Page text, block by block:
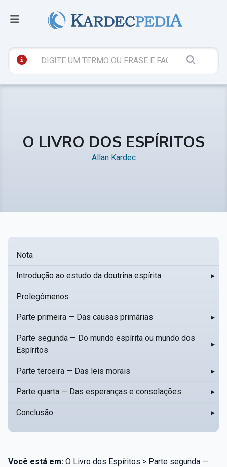
O LIVRO DOS ESPÍRITOS
Allan Kardec
Nota
Introdução ao estudo da doutrina espírita ▸
Prolegômenos
Parte primeira — Das causas primárias ▸
Parte segunda — Do mundo espírita ou mundo dos
Espíritos
▸
Parte terceira — Das leis morais ▸
Parte quarta — Das esperanças e consolações ▸
Conclusão ▸
Você está em: O Livro dos Espíritos > Parte segunda —